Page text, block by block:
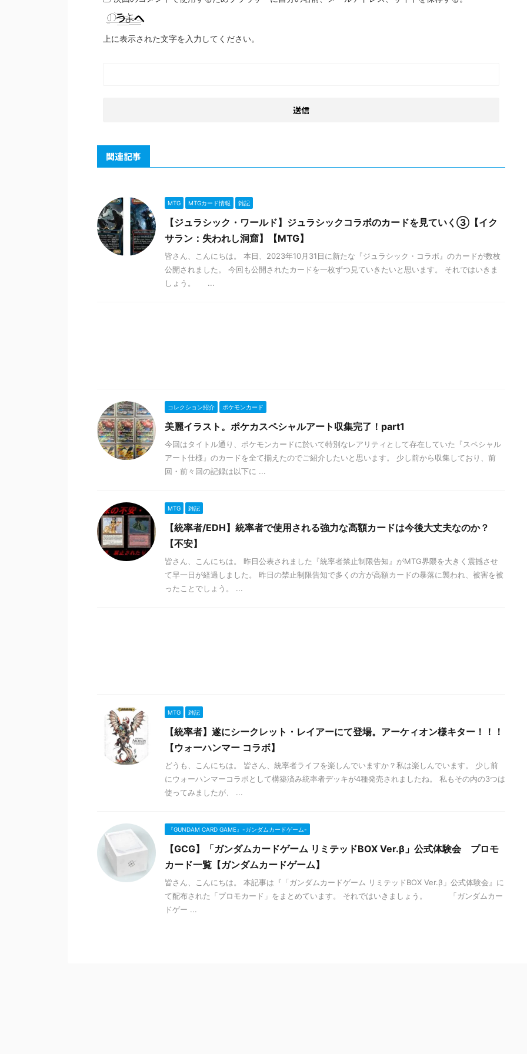
上に表示された文字を入力してください。
関連記事
MTG MTGカード情報 雑記
【ジュラシック・ワールド】ジュラシックコラボのカードを見ていく③【イク
サラン：失われし洞窟】【MTG】
皆さん、こんにちは。 本日、2023年10月31日に新たな『ジュラシック・コラボ』のカードが数枚
公開されました。 今回も公開されたカードを一枚ずつ見ていきたいと思います。 それではいきま
しょう。 ...
コレクション紹介 ポケモンカード
美麗イラスト。ポケカスペシャルアート収集完了！part1
今回はタイトル通り、ポケモンカードに於いて特別なレアリティとして存在していた『スペシャル
アート仕様』のカードを全て揃えたのでご紹介したいと思います。 少し前から収集しており、前
回・前々回の記録は以下に ...
MTG 雑記
【統率者/EDH】統率者で使用される強力な高額カードは今後大丈夫なのか？
【不安】
皆さん、こんにちは。 昨日公表されました『統率者禁止制限告知』がMTG界隈を大きく震撼させ
て早一日が経過しました。 昨日の禁止制限告知で多くの方が高額カードの暴落に襲われ、被害を被
ったことでしょう。 ...
MTG 雑記
【統率者】遂にシークレット・レイアーにて登場。アーケィオン様キター！！！
【ウォーハンマー コラボ】
どうも、こんにちは。 皆さん、統率者ライフを楽しんでいますか？私は楽しんでいます。 少し前
にウォーハンマーコラボとして構築済み統率者デッキが4種発売されましたね。 私もその内の3つは
使ってみましたが、 ...
『GUNDAM CARD GAME』-ガンダムカードゲーム-
【GCG】「ガンダムカードゲーム リミテッドBOX Ver.β」公式体験会 プロモ
カード一覧【ガンダムカードゲーム】
皆さん、こんにちは。 本記事は『「ガンダムカードゲーム リミテッドBOX Ver.β」公式体験会』に
て配布された「プロモカード」をまとめています。 それではいきましょう。 「ガンダムカー
ドゲー ...